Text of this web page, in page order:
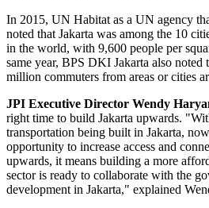
In 2015, UN Habitat as a UN agency
noted that Jakarta was among the 10
in the world, with 9,600 people per
same year, BPS DKI Jakarta also noted
million commuters from areas or cities
JPI Executive Director Wendy
right time to build Jakarta upwards.
transportation being built in Jakarta,
opportunity to increase access and
upwards, it means building a more
sector is ready to collaborate with the
development in Jakarta," explained